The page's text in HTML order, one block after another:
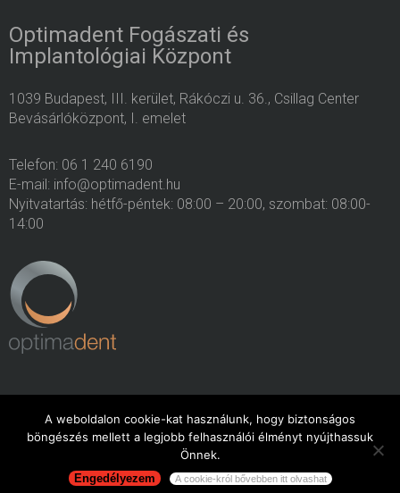
Optimadent Fogászati és
Implantológiai Központ
1039 Budapest, III. kerület, Rákóczi u. 36., Csillag Center
Bevásárlóközpont, I. emelet
Telefon: 06 1 240 6190
E-mail: info@optimadent.hu
Nyitvatartás: hétfő-péntek: 08:00 – 20:00, szombat: 08:00-
14:00
Minden jog fenntartva. 2015. OptimaDent
A weboldalon cookie-kat használunk, hogy biztonságos
böngészés mellett a legjobb felhasználói élményt nyújthassuk
Önnek.
Engedélyezem A cookie-król bővebben itt olvashat